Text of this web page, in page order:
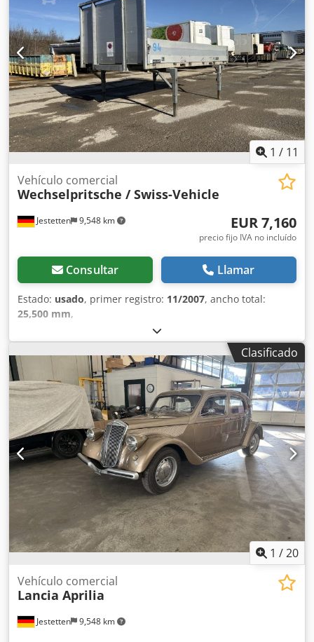
conductor:cabina dormitorio 5,400 kg ,
1 / 11
Jestetten 9,548 km
Vehículo comercial
Wechselpritsche / Swiss-Vehicle
EUR 7,160
precio fijo IVA no incluído
Consultar Llamar
Estado: usado, primer registro: 11/2007, ancho total:
25,500 mm,
Clasificado
1 /20
Jestetten 9,548 km
Vehículo comercial
Lancia Aprilia